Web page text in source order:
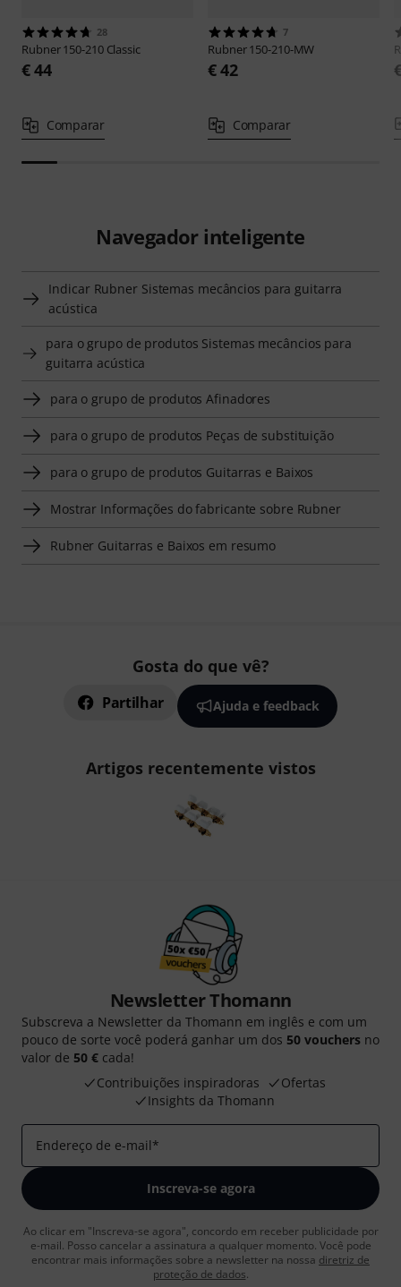
28
Rubner150-210 Classic
€ 44
Comparar
7
Rubner150-210-MW
€ 42
Comparar
Navegador inteligente
Indicar Rubner Sistemas mecâncios para guitarra
acústica
para o grupo de produtos Sistemas mecâncios para
guitarra acústica
para o grupo de produtos Afinadores
para o grupo de produtos Peças de substituição
para o grupo de produtos Guitarras e Baixos
Mostrar Informações do fabricante sobre Rubner
Rubner Guitarras e Baixos em resumo
Gosta do que vê?
Partilhar Ajuda e feedback
Artigos recentemente vistos
Newsletter Thomann
Subscreva a Newsletter da Thomann em inglês e com um
pouco de sorte você poderá ganhar um dos 50 vouchers no
valor de 50 € cada!
Contribuições inspiradoras
Ofertas
Insights da Thomann
Endereço de e-mail*
Inscreva-se agora
Ao clicar em "Inscreva-se agora", concordo em receber publicidade por
e-mail. Posso cancelar a assinatura a qualquer momento. Você pode
encontrar mais informações sobre a newsletter na nossa diretriz de
proteção de dados.